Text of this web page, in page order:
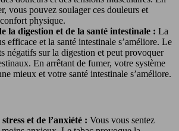
vous pouvez soulager ces douleurs et
physique.
la digestion et de la santé intestinale : La
efficace et la santé intestinale s’améliore. Le
négatifs sur la digestion et peut provoquer
En arrêtant de fumer, votre système
mieux et votre santé intestinale s’améliore.
et de l’anxiété : Vous vous sentez